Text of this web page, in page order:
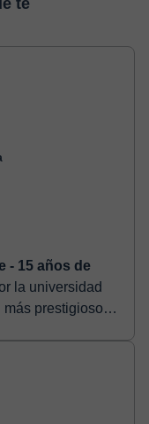
de débito o
un e-mail de
te
- 15 años de
prestigioso -,